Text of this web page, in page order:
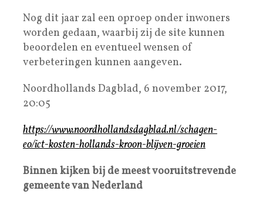
Nog dit jaar zal een oproep onder inwoners
worden gedaan, waarbij zij de site kunnen
beoordelen en eventueel wensen of
verbeteringen kunnen aangeven.
Noordhollands Dagblad, 6 november 2017,
20:05
https://www.noordhollandsdagblad.nl/schagen-
eo/ict-kosten-hollands-kroon-blijven-groeien
Binnen kijken bij de meest vooruitstrevende
gemeente van Nederland